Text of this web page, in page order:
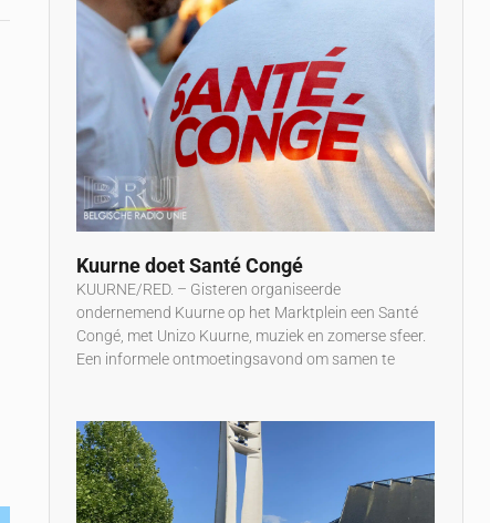
Kuurne doet Santé Congé
KUURNE/RED. – Gisteren organiseerde
ondernemend Kuurne op het Marktplein een Santé
Congé, met Unizo Kuurne, muziek en zomerse sfeer.
Een informele ontmoetingsavond om samen te